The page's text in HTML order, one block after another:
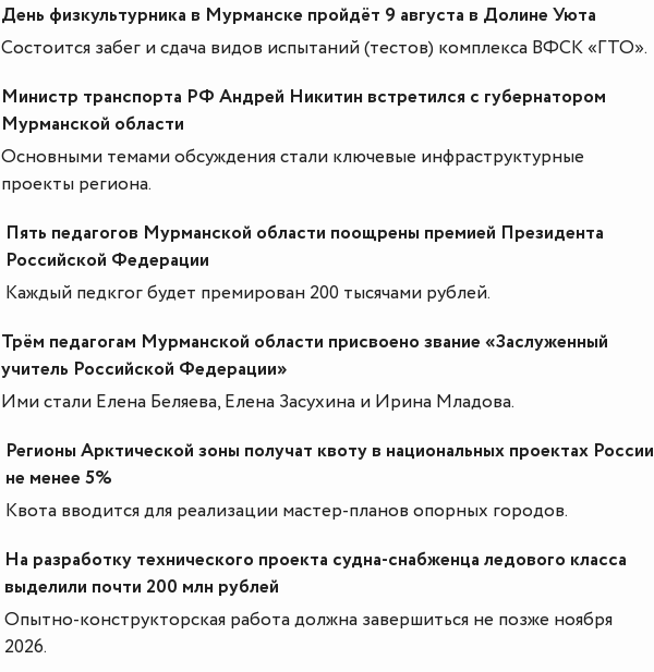
День физкультурника в Мурманске пройдёт 9 августа в Долине Уюта
Состоится забег и сдача видов испытаний (тестов) комплекса ВФСК «ГТО».
Министр транспорта РФ Андрей Никитин встретился с губернатором
Мурманской области
Основными темами обсуждения стали ключевые инфраструктурные
проекты региона.
Пять педагогов Мурманской области поощрены премией Президента
Российской Федерации
Каждый педкгог будет премирован 200 тысячами рублей.
Трём педагогам Мурманской области присвоено звание «Заслуженный
учитель Российской Федерации»
Ими стали Елена Беляева, Елена Засухина и Ирина Младова.
Регионы Арктической зоны получат квоту в национальных проектах России
не менее 5%
Квота вводится для реализации мастер-планов опорных городов.
На разработку технического проекта судна-снабженца ледового класса
выделили почти 200 млн рублей
Опытно-конструкторская работа должна завершиться не позже ноября
2026.